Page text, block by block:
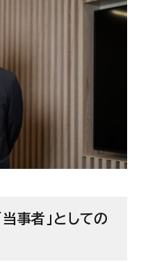
事者」としての